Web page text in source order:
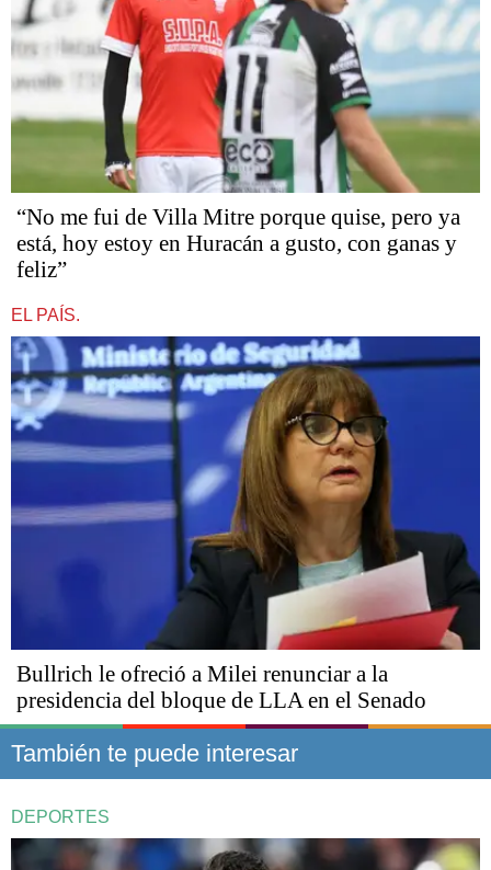
“No me fui de Villa Mitre porque quise, pero ya
está, hoy estoy en Huracán a gusto, con ganas y
feliz”
EL PAÍS.
Bullrich le ofreció a Milei renunciar a la
presidencia del bloque de LLA en el Senado
También te puede interesar
DEPORTES